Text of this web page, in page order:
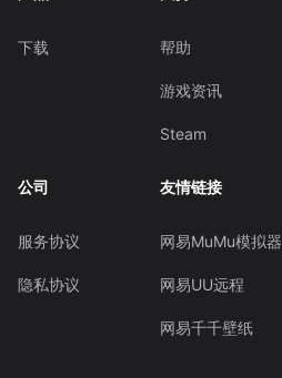
下载 帮助
游戏资讯
Steam
公司
服务协议
隐私协议
友情链接
网易MuMu模拟器
网易UU远程
网易千千壁纸